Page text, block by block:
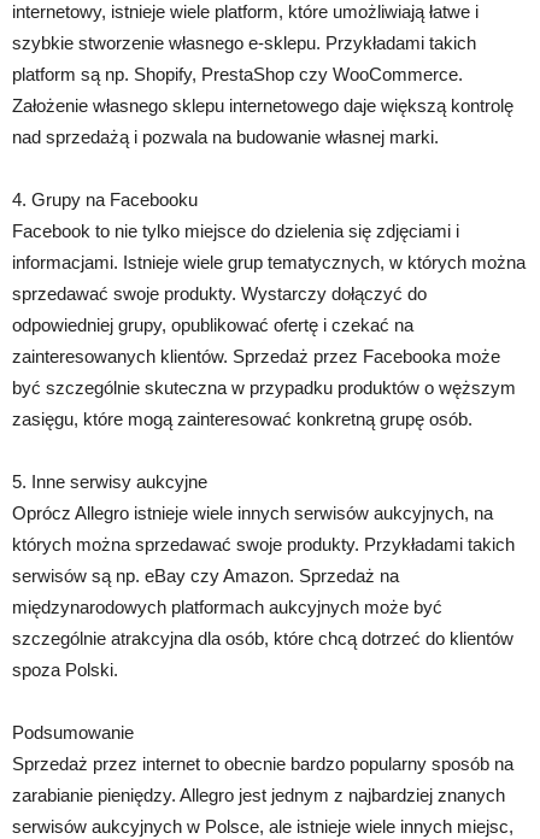
internetowy, istnieje wiele platform, które umożliwiają łatwe i
szybkie stworzenie własnego e-sklepu. Przykładami takich
platform są np. Shopify, PrestaShop czy WooCommerce.
Założenie własnego sklepu internetowego daje większą kontrolę
nad sprzedażą i pozwala na budowanie własnej marki.
4. Grupy na Facebooku
Facebook to nie tylko miejsce do dzielenia się zdjęciami i
informacjami. Istnieje wiele grup tematycznych, w których można
sprzedawać swoje produkty. Wystarczy dołączyć do
odpowiedniej grupy, opublikować ofertę i czekać na
zainteresowanych klientów. Sprzedaż przez Facebooka może
być szczególnie skuteczna w przypadku produktów o węższym
zasięgu, które mogą zainteresować konkretną grupę osób.
5. Inne serwisy aukcyjne
Oprócz Allegro istnieje wiele innych serwisów aukcyjnych, na
których można sprzedawać swoje produkty. Przykładami takich
serwisów są np. eBay czy Amazon. Sprzedaż na
międzynarodowych platformach aukcyjnych może być
szczególnie atrakcyjna dla osób, które chcą dotrzeć do klientów
spoza Polski.
Podsumowanie
Sprzedaż przez internet to obecnie bardzo popularny sposób na
zarabianie pieniędzy. Allegro jest jednym z najbardziej znanych
serwisów aukcyjnych w Polsce, ale istnieje wiele innych miejsc,